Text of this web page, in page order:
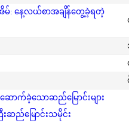
: နေ့လယ်စာအချိန်တွေ့ခဲ့ရတဲ့
ောက်ခဲ့သောဆည်မြောင်းများ
ဆည်မြောင်းသမိုင်း